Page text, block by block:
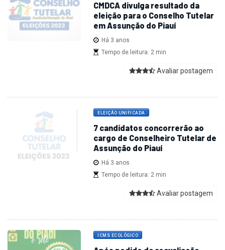
CMDCA divulga resultado da
eleição para o Conselho Tutelar
em Assunção do Piauí
Há 3 anos
Tempo de leitura: 2 min
Avaliar postagem
ELEIÇÃO UNIFICADA
7 candidatos concorrerão ao
cargo de Conselheiro Tutelar de
Assunção do Piauí
Há 3 anos
Tempo de leitura: 2 min
Avaliar postagem
ICMS ECOLÓGICO